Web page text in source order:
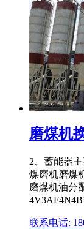
磨煤机
2、蓄能器
煤磨机磨煤
磨煤机油分
联系电话: